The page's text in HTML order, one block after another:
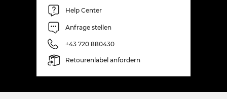
Help Center
Anfrage stellen
+43 720 880430
Retourenlabel anfordern